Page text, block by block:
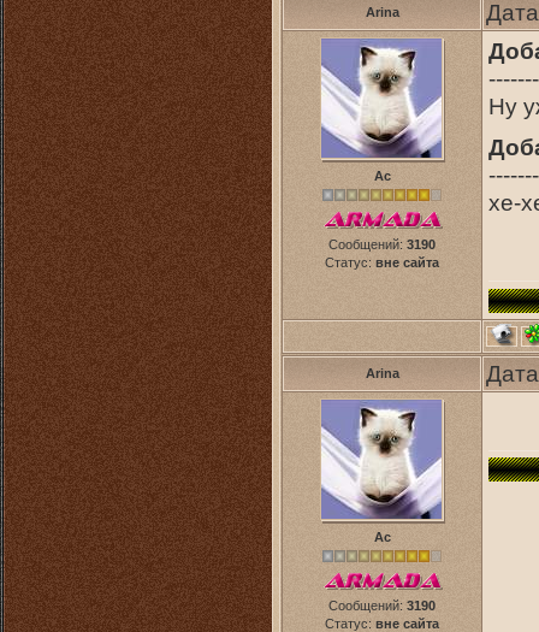
Arina
Ас
Сообщений: 3190
Статус: вне сайта
Ну
xe-
Arina
Ас
Сообщений: 3190
Статус: вне сайта